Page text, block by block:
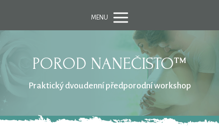
MENU
POROD NANEČISTO™
Praktický dvoudenní předporodní workshop